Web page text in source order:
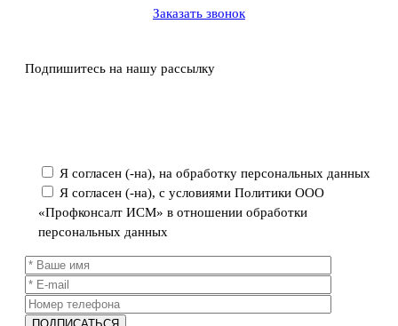
Заказать звонок
Подпишитесь на нашу рассылку
Я согласен (-на), на обработку персональных данных
Я согласен (-на), с условиями Политики ООО
«Профконсалт ИСМ» в отношении обработки
персональных данных